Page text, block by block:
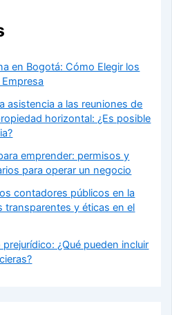
en Bogotá: Cómo Elegir los
asistencia a las reuniones de
horizontal: ¿Es posible
emprender: permisos y
para operar un negocio
contadores públicos en la
transparentes y éticas en el
¿Qué pueden incluir